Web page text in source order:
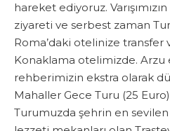
hareket ediyoruz.
ziyareti ve serbest zaman
Roma’daki otelinize transfer
Konaklama otelimizde. Arzu
rehberimizin ekstra olarak
Mahaller Gece Turu (25 Euro)
Turumuzda şehrin en sevilen